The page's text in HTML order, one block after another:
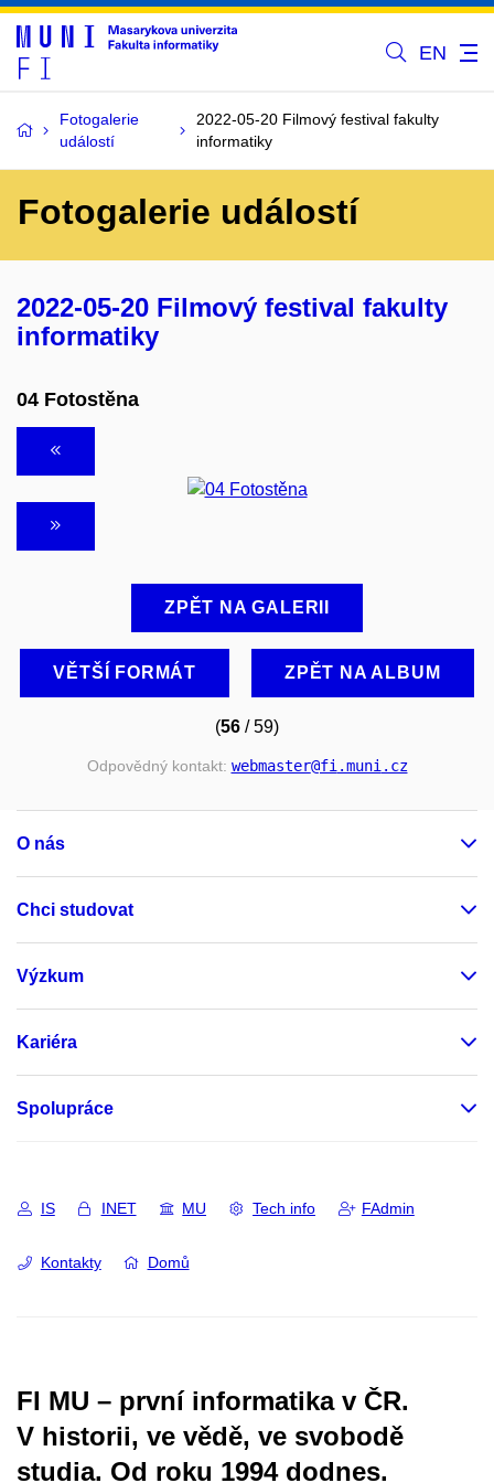
EN
Fotogalerie
událostí
2022-05-20 Filmový festival fakulty
informatiky
Fotogalerie událostí
2022-05-20 Filmový festival fakulty
informatiky
04 Fotostěna
ZPĚT NA GALERII
VĚTŠÍ FORMÁT ZPĚT NA ALBUM
(56 / 59)
Odpovědný kontakt: webmaster@fi.muni.cz
O nás
Chci studovat
Výzkum
Kariéra
Spolupráce
IS INET MU Tech info FAdmin
Kontakty Domů
FI MU – první informatika v ČR.
V historii, ve vědě, ve svobodě
studia. Od roku 1994 dodnes.